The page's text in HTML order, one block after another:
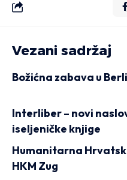
Vezani sadržaj
Božićna zabava u
Interliber – novi
iseljeničke knjige
Humanitarna
HKM Zug